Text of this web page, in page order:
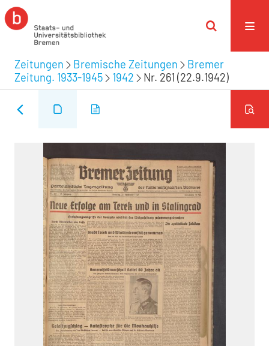
Zeitungen Bremische Zeitungen
Bremer
Zeitung. 1933-1945
1942 Nr. 261 (22.9.1942)